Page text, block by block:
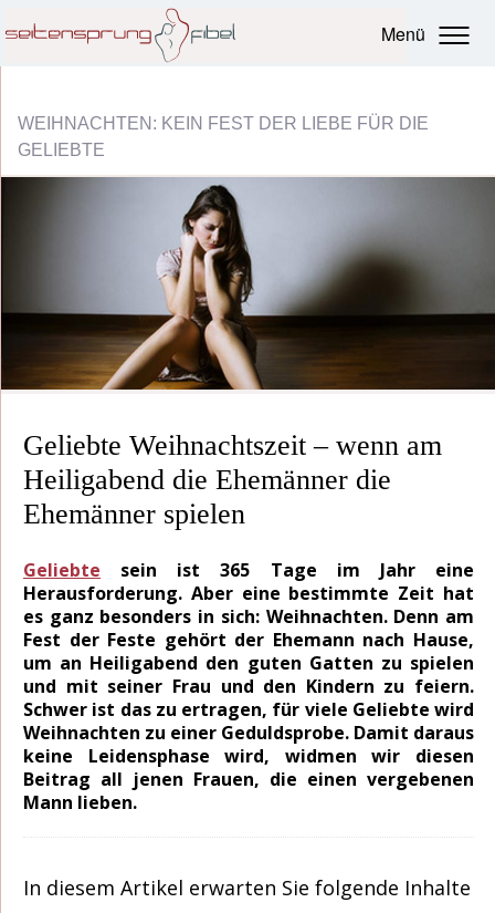
Menü
WEIHNACHTEN: KEIN FEST DER LIEBE FÜR DIE
GELIEBTE
Geliebte Weihnachtszeit – wenn am
Heiligabend die Ehemänner die
Ehemänner spielen
Geliebte sein ist 365 Tage im Jahr eine
Herausforderung. Aber eine bestimmte Zeit hat
es ganz besonders in sich: Weihnachten. Denn am
Fest der Feste gehört der Ehemann nach Hause,
um an Heiligabend den guten Gatten zu spielen
und mit seiner Frau und den Kindern zu feiern.
Schwer ist das zu ertragen, für viele Geliebte wird
Weihnachten zu einer Geduldsprobe. Damit daraus
keine Leidensphase wird, widmen wir diesen
Beitrag all jenen Frauen, die einen vergebenen
Mann lieben.
In diesem Artikel erwarten Sie folgende Inhalte